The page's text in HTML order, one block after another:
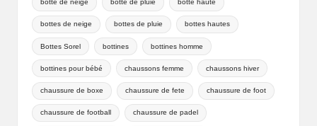
botte de neige botte de pluie botte haute
bottes de neige bottes de pluie bottes hautes
Bottes Sorel bottines bottines homme
bottines pour bébé chaussons femme chaussons hiver
chaussure de boxe chaussure de fete chaussure de foot
chaussure de football chaussure de padel